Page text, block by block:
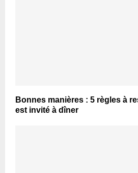
Bonnes manières : 5 règles à
est invité à dîner